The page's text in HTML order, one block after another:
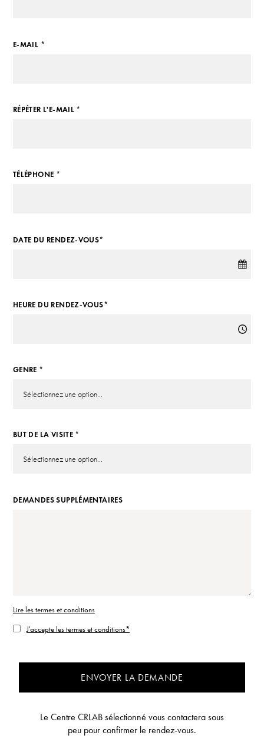
E-MAIL *
RÉPÉTER L'E-MAIL *
TÉLÉPHONE *
DATE DU RENDEZ-VOUS*
HEURE DU RENDEZ-VOUS*
GENRE *
BUT DE LA VISITE *
DEMANDES SUPPLÉMENTAIRES
Lire les termes et conditions
J'accepte les termes et conditions*
ENVOYER LA DEMANDE
Le Centre CRLAB sélectionné vous contactera sous
peu pour confirmer le rendez-vous.